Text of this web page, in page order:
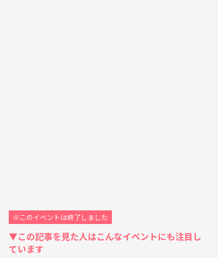
※このイベントは終了しました
▼この記事を見た人はこんなイベントにも注目し
ています